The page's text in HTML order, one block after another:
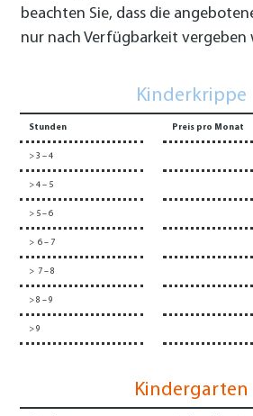
beachten Sie, dass die
nur nach Verfügbarkeit vergeben
Kinderkrippe
Stunden Preis pro Monat
> 3 – 4
> 4 – 5
> 5 – 6
> 6 – 7
> 7 – 8
> 8 – 9
> 9
Kindergarten